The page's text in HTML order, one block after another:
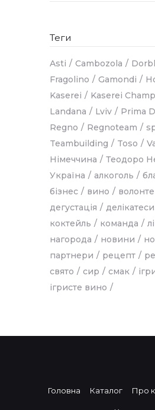
Теги
Asti Cambozola
Fragolino
Gamondi
Kaserei
Kaserei
Landana
Lviv
Prima
Regno
Regnoteam
Teambuilding
Toso
Німеччина
Теодоро
Україна
алкоголь
бізнес
вино
дегустація
делікатеси
коктейль
команда
нагорода
новини
партнери
рецепт
свято
сир смак
ігристе вино
Головна Каталог Про